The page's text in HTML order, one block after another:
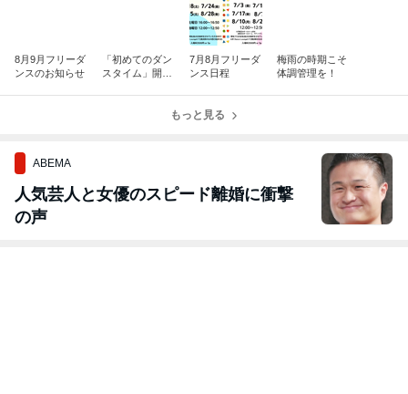
8月9月フリーダ
ンスのお知らせ
「初めてのダン
スタイム」開催
7月8月フリーダ
ンス日程
梅雨の時期こそ
体調管理を！
もっと見る
ABEMA
人気芸人と女優のスピード離婚に衝撃
の声